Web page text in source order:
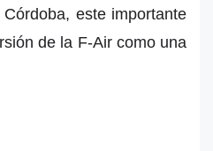
este importante
de la F-Air como una